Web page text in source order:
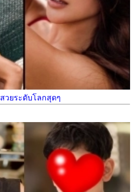
วยระดับโลกสุดๆ